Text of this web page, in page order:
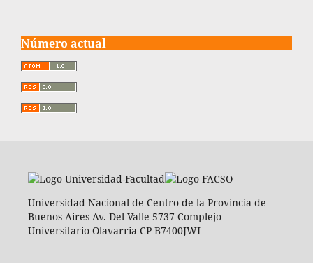
Número actual
Universidad Nacional de Centro de la Provincia de
Buenos Aires Av. Del Valle 5737 Complejo
Universitario Olavarria CP B7400JWI